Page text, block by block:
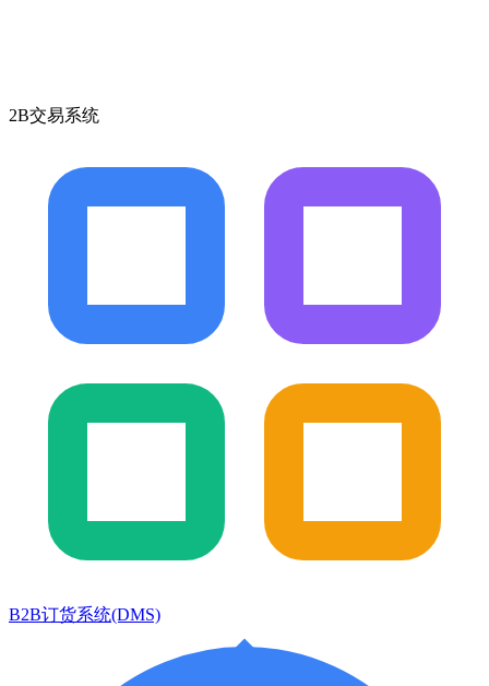
2B交易系统
B2B订货系统(DMS)